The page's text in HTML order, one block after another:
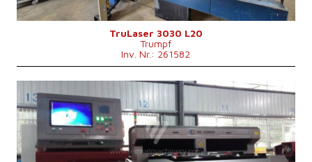
Maschinenabmessungen L x B x H8800 x 6010 x 2400 mm
Kontrollsystem
nein
TruLaser 3030 L20
Trumpf
Inv. Nr.: 261582
Baujahr:
Max. Werkstücklänge3000 mm
Max. Werkstückbreite1500 mm
Max. Blechdicke
12 mm
Laserleistung
750 W
Fiber
ja